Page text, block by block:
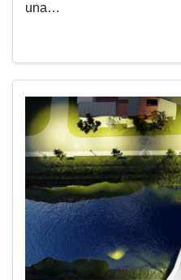
una…